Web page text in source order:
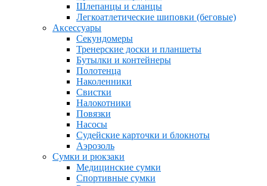
Шлепанцы и сланцы
Легкоатлетические шиповки (беговые)
Аксессуары
Секундомеры
Тренерские доски и планшеты
Бутылки и контейнеры
Полотенца
Наколенники
Свистки
Налокотники
Повязки
Насосы
Судейские карточки и блокноты
Аэрозоль
Сумки и рюкзаки
Медицинские сумки
Спортивные сумки